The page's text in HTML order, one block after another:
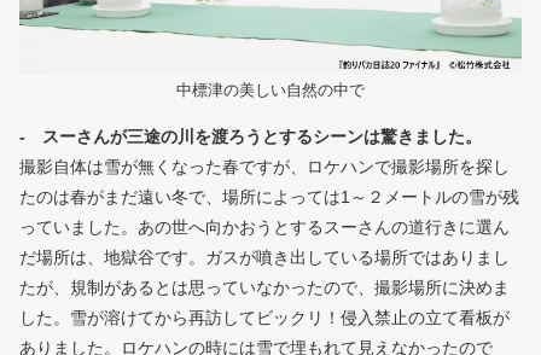
中標津の美しい自然の中で
- スーさんが三途の川を渡ろうとするシーンは驚きました。
撮影自体は雪が無くなった春ですが、ロケハンで撮影場所を探し
たのは春がまだ遠い冬で、場所によっては1～２メートルの雪が残
っていました。あの世へ向かおうとするスーさんの道行きに選ん
だ場所は、地獄谷です。ガスが噴き出している場所ではありまし
たが、規制があるとは思っていなかったので、撮影場所に決めま
した。雪が溶けてから再訪してビックリ！侵入禁止の立て看板が
ありました。ロケハンの時には雪で埋もれて見えなかったので